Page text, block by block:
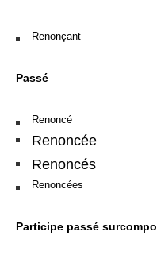
Renonçant
Passé
Renoncé
Renoncée
Renoncés
Renoncées
Participe passé